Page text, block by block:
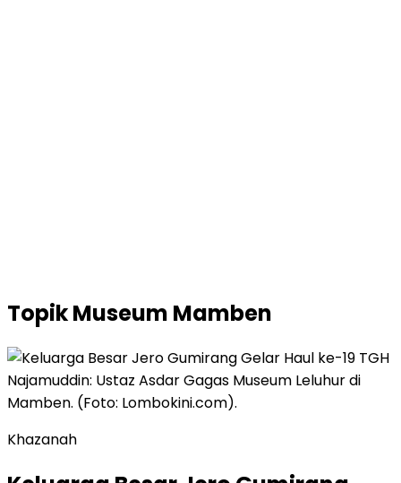
TopikMuseum Mamben
Khazanah